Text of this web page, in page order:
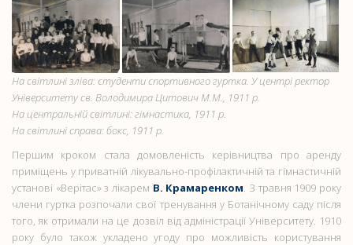
На світлині зліва: студенти спортивного гуртка. У центрі ректор
Університету св. Володимира Цитович М.М., 1911 р.
На центральній світлині: гімнастика, 1911 р.
На світлині справа: бокс, 1911 р.
Першим кроком стала домовленість керівництва про аренду
приміщень у приватній лікувально-профілактичній та гімнастичній
установі «Верітас» з лікарем В. Крамаренком. З травня 1909 року
члени гуртка розпочали свої тренування у Ботанічному саду після
того, як отримали на це дозвіл від адміністрації Університету. 1910
року було також укладено угоду про можливість користування